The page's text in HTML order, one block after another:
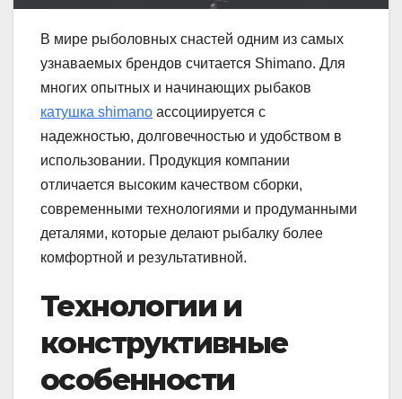
В мире рыболовных снастей одним из самых
узнаваемых брендов считается Shimano. Для
многих опытных и начинающих рыбаков
катушка shimano ассоциируется с
надежностью, долговечностью и удобством в
использовании. Продукция компании
отличается высоким качеством сборки,
современными технологиями и продуманными
деталями, которые делают рыбалку более
комфортной и результативной.
Технологии и
конструктивные
особенности